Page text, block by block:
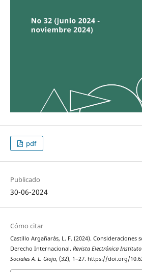
pdf
Publicado
30-06-2024
Cómo citar
Castillo Argañarás, L. F. (2024). Consideraciones
Derecho Internacional. Revista Electrónica
Sociales A. L. Gioja, (32), 1–27. https://doi.org/